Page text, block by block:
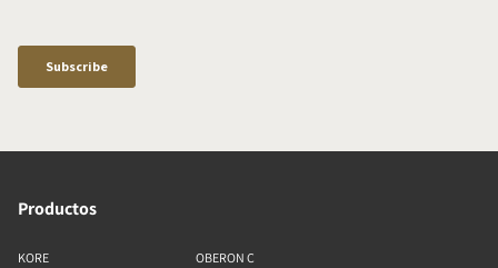
Productos
KORE
OBERON C